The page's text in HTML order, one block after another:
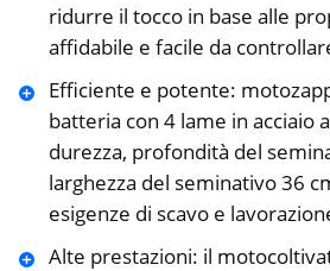
ridurre il tocco in base alle
affidabile e facile da
Efficiente e potente:
batteria con 4 lame in acciaio
durezza, profondità del
larghezza del seminativo 36
esigenze di scavo e
Alte prestazioni: il